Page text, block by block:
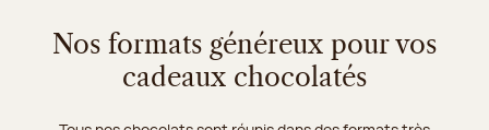
Nos formats généreux pour vos
cadeaux chocolatés